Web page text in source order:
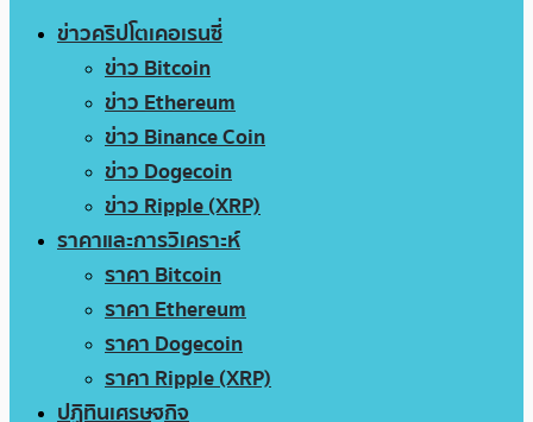
ข่าวคริปโตเคอเรนซี่
ข่าว Bitcoin
ข่าว Ethereum
ข่าว Binance Coin
ข่าว Dogecoin
ข่าว Ripple (XRP)
ราคาและการวิเคราะห์
ราคา Bitcoin
ราคา Ethereum
ราคา Dogecoin
ราคา Ripple (XRP)
ปฏิทินเศรษฐกิจ